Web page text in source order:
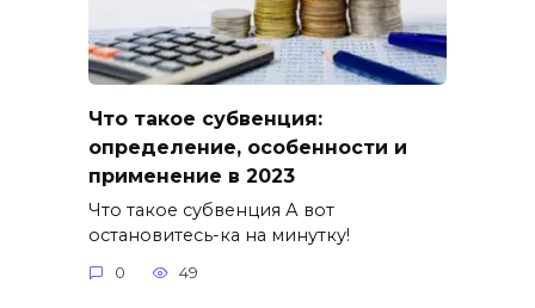
Что такое субвенция:
определение, особенности и
применение в 2023
Что такое субвенция А вот
остановитесь-ка на минутку!
0 49